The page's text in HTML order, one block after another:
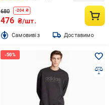
680 -204 ₴
476 ₴/шт.
Cамовивіз Доставимо